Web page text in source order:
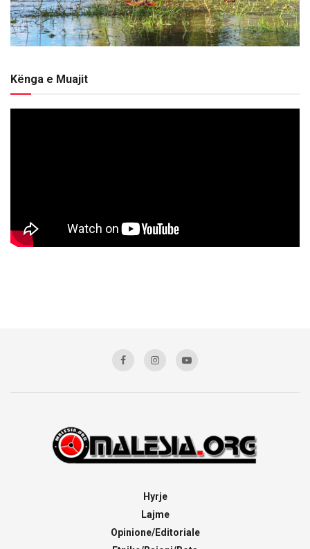
Kënga e Muajit
Hyrje
Lajme
Opinione/Editoriale